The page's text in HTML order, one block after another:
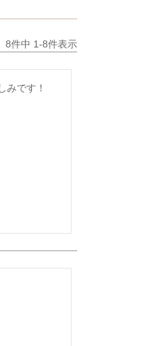
8件中 1-8件表示
みです！